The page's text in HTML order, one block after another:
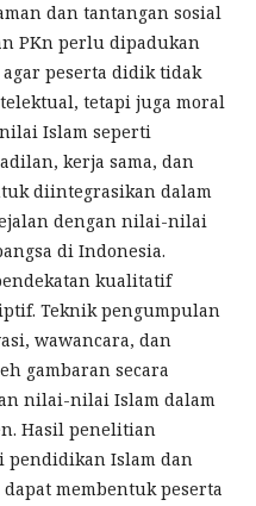
dan tantangan sosial
PKn perlu dipadukan
peserta didik tidak
tetapi juga moral
Islam seperti
kerja sama, dan
diintegrasikan dalam
dengan nilai-nilai
di Indonesia.
kualitatif
Teknik pengumpulan
wawancara, dan
gambaran secara
nilai-nilai Islam dalam
Hasil penelitian
pendidikan Islam dan
membentuk peserta